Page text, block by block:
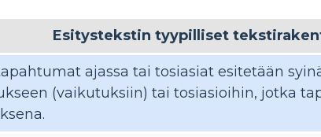
Esitystekstin tyypilliset
ajassa tai tosiasiat esitetään
(vaikutuksiin) tai tosiasioihin, jotka